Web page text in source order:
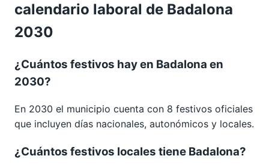
calendario laboral de Badalona
2030
¿Cuántos festivos hay en Badalona en
2030?
En 2030 el municipio cuenta con 8 festivos oficiales
que incluyen días nacionales, autonómicos y locales.
¿Cuántos festivos locales tiene Badalona?